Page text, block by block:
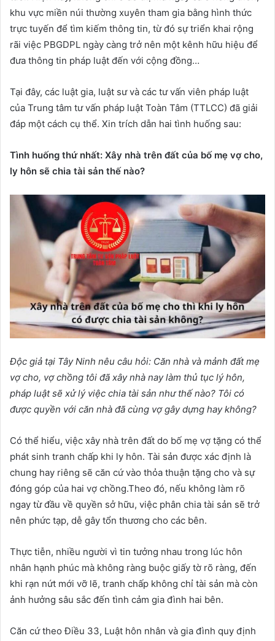
khu vực miền núi thường xuyên tham gia bằng hình thức
trực tuyến để tìm kiếm thông tin, từ đó sự triển khai rộng
rãi việc PBGDPL ngày càng trở nên một kênh hữu hiệu để
đưa thông tin pháp luật đến với cộng đồng…
Tại đây, các luật gia, luật sư và các tư vấn viên pháp luật
của Trung tâm tư vấn pháp luật Toàn Tâm (TTLCC) đã giải
đáp một cách cụ thể. Xin trích dẫn hai tình huống sau:
Tình huống thứ nhất: Xây nhà trên đất của bố mẹ vợ cho,
ly hôn sẽ chia tài sản thế nào?
Độc giả tại Tây Ninh nêu câu hỏi: Căn nhà và mảnh đất mẹ
vợ cho, vợ chồng tôi đã xây nhà nay làm thủ tục lý hôn,
pháp luật sẽ xử lý việc chia tài sản như thế nào? Tôi có
được quyền với căn nhà đã cùng vợ gây dựng hay không?
Có thể hiểu, việc xây nhà trên đất do bố mẹ vợ tặng có thể
phát sinh tranh chấp khi ly hôn. Tài sản được xác định là
chung hay riêng sẽ căn cứ vào thỏa thuận tặng cho và sự
đóng góp của hai vợ chồng.Theo đó, nếu không làm rõ
ngay từ đầu về quyền sở hữu, việc phân chia tài sản sẽ trở
nên phức tạp, dễ gây tổn thương cho các bên.
Thực tiễn, nhiều người vì tin tưởng nhau trong lúc hôn
nhân hạnh phúc mà không ràng buộc giấy tờ rõ ràng, đến
khi rạn nứt mới vỡ lẽ, tranh chấp không chỉ tài sản mà còn
ảnh hưởng sâu sắc đến tình cảm gia đình hai bên.
Căn cứ theo Điều 33, Luật hôn nhân và gia đình quy định